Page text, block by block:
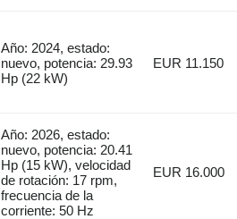
Año: 2024, estado:
nuevo, potencia: 29.93
Hp (22 kW)
EUR 11.150
Año: 2026, estado:
nuevo, potencia: 20.41
Hp (15 kW), velocidad
de rotación: 17 rpm,
frecuencia de la
corriente: 50 Hz
EUR 16.000